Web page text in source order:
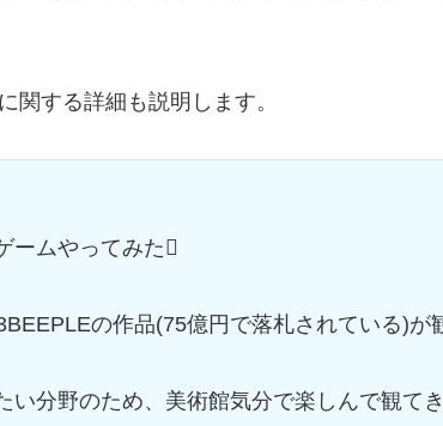
関する詳細も説明します。
ームやってみた
の作品(75億円で落札されている)が
い分野のため、美術館気分で楽しんで観て